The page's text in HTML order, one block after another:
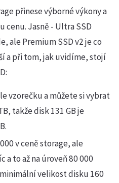
přinese výborné výkony a
Jasně - Ultra SSD
ale Premium SSD v2 je co
a při tom, jak uvidíme, stojí
vzorečku a můžete si vybrat
takže disk 131 GB je
v ceně storage, ale
a to až na úroveň 80 000
velikost disku 160